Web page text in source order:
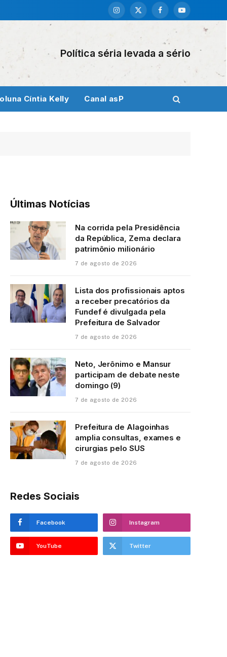
Instagram
X
FacebookYouTube
Política séria levada a sério
Cíntia Kelly Canal asP
Últimas Notícias
Na corrida pela Presidência
da República, Zema declara
patrimônio milionário
7 de agosto de 2026
Lista dos profissionais aptos
a receber precatórios da
Fundef é divulgada pela
Prefeitura de Salvador
7 de agosto de 2026
Neto, Jerônimo e Mansur
participam de debate neste
domingo (9)
7 de agosto de 2026
Prefeitura de Alagoinhas
amplia consultas, exames e
cirurgias pelo SUS
7 de agosto de 2026
Redes Sociais
Facebook Instagram
YouTube Twitter